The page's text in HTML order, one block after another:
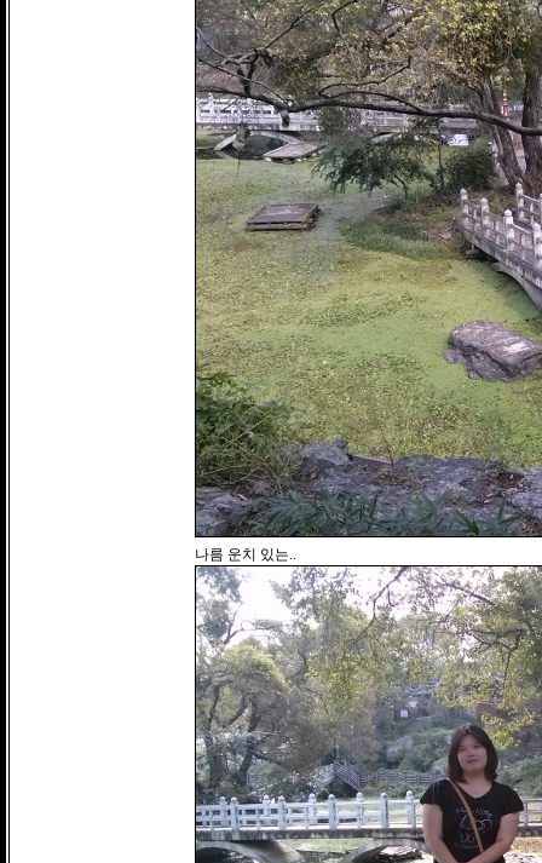
나름 운치 있는..